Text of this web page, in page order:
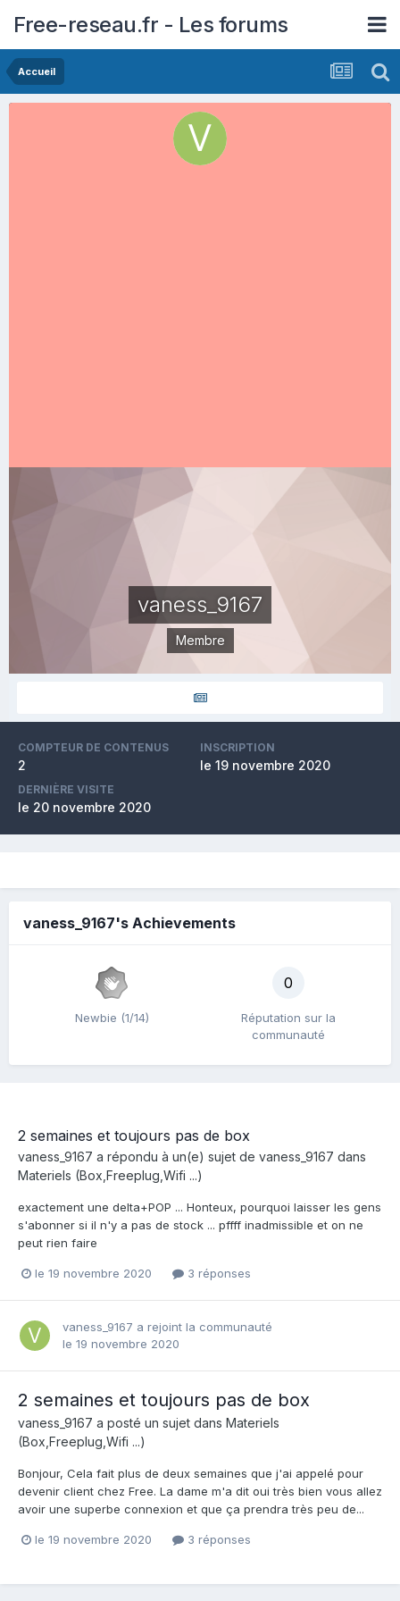
Free-reseau.fr - Les forums
Accueil
vaness_9167
Membre
COMPTEUR DE CONTENUS
2
INSCRIPTION
le 19 novembre 2020
DERNIÈRE VISITE
le 20 novembre 2020
vaness_9167's Achievements
Newbie (1/14)
0
Réputation sur la
communauté
2 semaines et toujours pas de box
vaness_9167 a répondu à un(e) sujet de vaness_9167 dans
Materiels (Box,Freeplug,Wifi ...)
exactement une delta+POP ... Honteux, pourquoi laisser les gens
s'abonner si il n'y a pas de stock ... pffff inadmissible et on ne
peut rien faire
le 19 novembre 2020 3 réponses
vaness_9167 a rejoint la communauté
le 19 novembre 2020
2 semaines et toujours pas de box
vaness_9167 a posté un sujet dans Materiels
(Box,Freeplug,Wifi ...)
Bonjour, Cela fait plus de deux semaines que j'ai appelé pour
devenir client chez Free. La dame m'a dit oui très bien vous allez
avoir une superbe connexion et que ça prendra très peu de...
le 19 novembre 2020 3 réponses